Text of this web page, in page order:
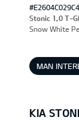
Stonic 1,0 T-
Snow White
MAN
KIA